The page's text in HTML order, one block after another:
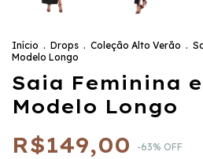
Início . Drops . Coleção Alto Verão .
Modelo Longo
Saia Feminina
Modelo Longo
R$149,00 -63% OFF